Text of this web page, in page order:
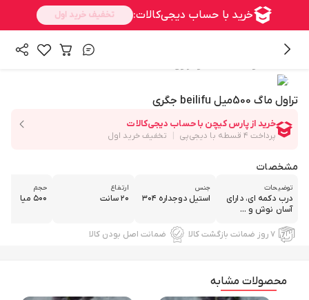
تراول ماگ 500میل beilifu جگری
مشخصات
توضیحات
درب دکمه ای، دارای
آسان نوش و ...
جنس
استیل دوجداره ۳۰۴
ارتفاع
۲۰ سانت
حجم
۵۰۰ میا
۷ روز ضمانت بازگشت کالا ضمانت اصل بودن کالا
محصولات مشابه